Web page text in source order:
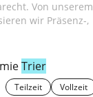
Von unserem
wir Präsenz-,
Trier
Teilzeit Vollzeit